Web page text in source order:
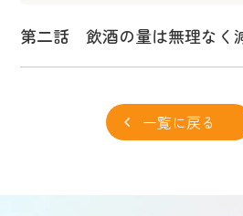
第二話 飲酒の量は無理なく
一覧に戻る